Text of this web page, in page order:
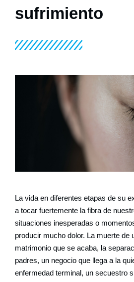
sufrimiento
La vida en diferentes etapas de su
a tocar fuertemente la fibra de
situaciones inesperadas o
producir mucho dolor. La muerte de
matrimonio que se acaba, la
padres, un negocio que llega a la
enfermedad terminal, un secuestro